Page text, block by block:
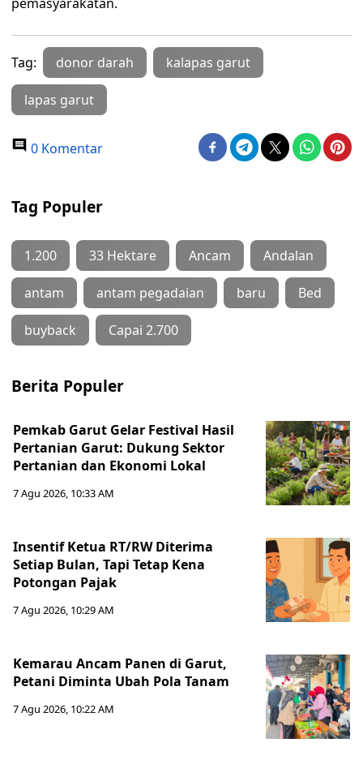
Tag: donor darah kalapas garut
lapas garut
0 Komentar
Tag Populer
1.200 33 Hektare Ancam Andalan
antam antam pegadaian baru Bed
buyback Capai 2.700
Berita Populer
Pemkab Garut Gelar Festival Hasil
Pertanian Garut: Dukung Sektor
Pertanian dan Ekonomi Lokal
7 Agu 2026, 10:33 AM
Insentif Ketua RT/RW Diterima
Setiap Bulan, Tapi Tetap Kena
Potongan Pajak
7 Agu 2026, 10:29 AM
Kemarau Ancam Panen di Garut,
Petani Diminta Ubah Pola Tanam
7 Agu 2026, 10:22 AM